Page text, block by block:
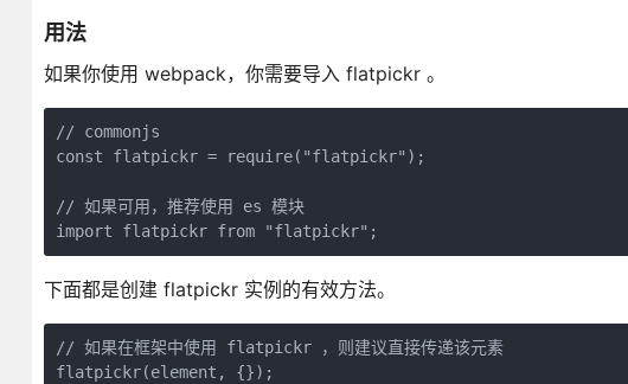
用法
如果你使用 webpack，你需要导入 flatpickr 。
// commonjs
const flatpickr = require("flatpickr");
// 如果可用，推荐使用 es 模块
import flatpickr from "flatpickr";
下面都是创建 flatpickr 实例的有效方法。
// 如果在框架中使用 flatpickr ，则建议直接传递该元素
flatpickr(element, {});